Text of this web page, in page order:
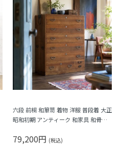
六段 前桐 和箪笥 着物 洋服 普段着 大正
昭和初期 アンティーク 和家具 和骨董
79,200円 (税込)